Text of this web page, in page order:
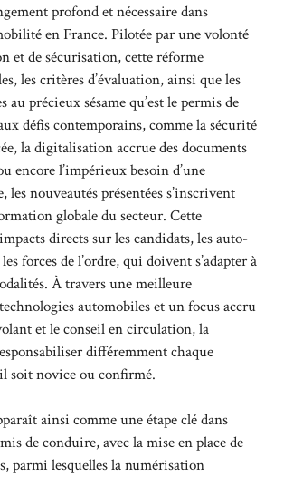
profond et nécessaire dans
en France. Pilotée par une volonté
et de sécurisation, cette réforme
les critères d’évaluation, ainsi que les
au précieux sésame qu’est le permis de
défis contemporains, comme la sécurité
la digitalisation accrue des documents
encore l’impérieux besoin d’une
les nouveautés présentées s’inscrivent
globale du secteur. Cette
directs sur les candidats, les auto-
forces de l’ordre, qui doivent s’adapter à
À travers une meilleure
automobiles et un focus accru
et le conseil en circulation, la
différemment chaque
soit novice ou confirmé.
ainsi comme une étape clé dans
de conduire, avec la mise en place de
parmi lesquelles la numérisation